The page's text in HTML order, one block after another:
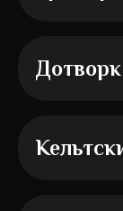
Дотворк